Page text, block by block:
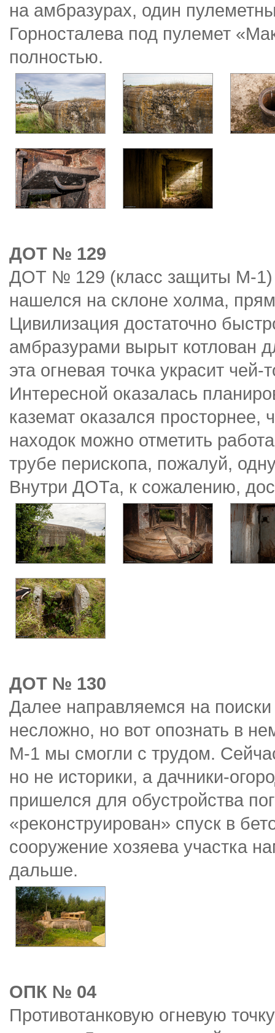
на амбразурах, один
Горносталева под пулемет
полностью.
ДОТ № 129
ДОТ № 129 (класс защиты М-1)
нашелся на склоне холма,
Цивилизация достаточно
амбразурами вырыт котлован
эта огневая точка украсит
Интересной оказалась
каземат оказался
находок можно отметить
трубе перископа, пожалуй,
Внутри ДОТа, к сожалению,
ДОТ № 130
Далее направляемся на
несложно, но вот опознать в
М-1 мы смогли с трудом.
но не историки, а дачники-
пришелся для обустройства
«реконструирован» спуск в
сооружение хозяева участка
дальше.
ОПК № 04
Противотанковую огневую